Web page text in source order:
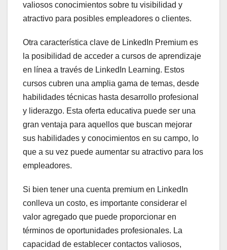
valiosos conocimientos sobre tu visibilidad y
atractivo para posibles empleadores o clientes.
Otra característica clave de LinkedIn Premium es
la posibilidad de acceder a cursos de aprendizaje
en línea a través de LinkedIn Learning. Estos
cursos cubren una amplia gama de temas, desde
habilidades técnicas hasta desarrollo profesional
y liderazgo. Esta oferta educativa puede ser una
gran ventaja para aquellos que buscan mejorar
sus habilidades y conocimientos en su campo, lo
que a su vez puede aumentar su atractivo para los
empleadores.
Si bien tener una cuenta premium en LinkedIn
conlleva un costo, es importante considerar el
valor agregado que puede proporcionar en
términos de oportunidades profesionales. La
capacidad de establecer contactos valiosos,